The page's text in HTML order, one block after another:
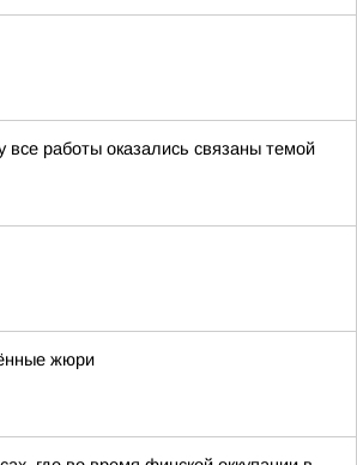
работы оказались связаны темой
жюри